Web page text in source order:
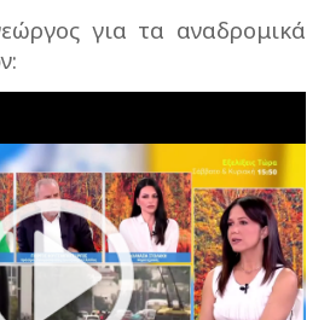
για τα αναδρομικά